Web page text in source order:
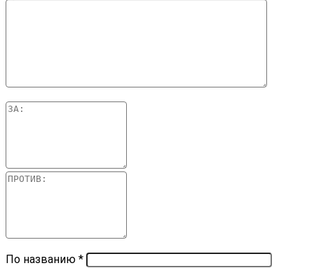
По названию *